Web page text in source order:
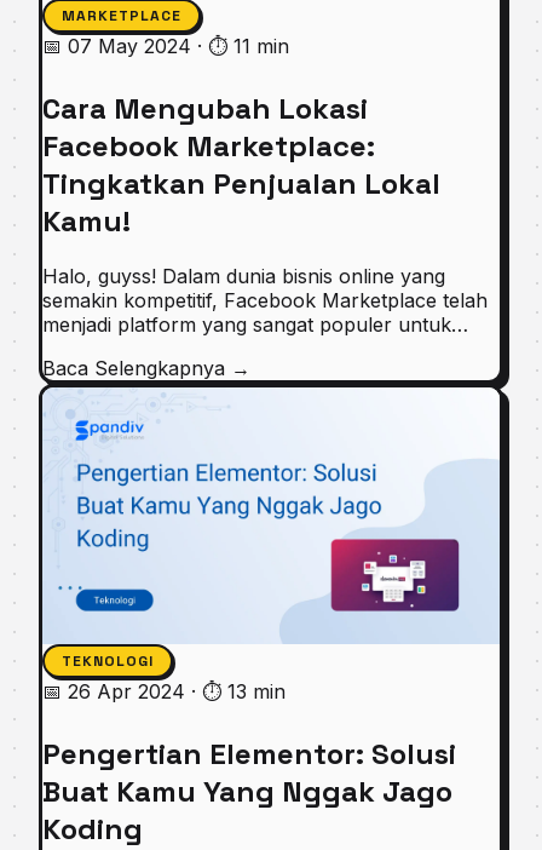
MARKETPLACE
📅 07 May 2024 · ⏱ 11 min
Cara Mengubah Lokasi
Facebook Marketplace:
Tingkatkan Penjualan Lokal
Kamu!
Halo, guyss! Dalam dunia bisnis online yang
semakin kompetitif, Facebook Marketplace telah
menjadi platform yang sangat populer untuk…
Baca Selengkapnya →
TEKNOLOGI
📅 26 Apr 2024 · ⏱ 13 min
Pengertian Elementor: Solusi
Buat Kamu Yang Nggak Jago
Koding